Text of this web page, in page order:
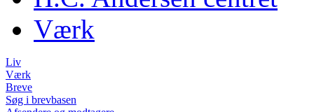
Værk
Liv
Værk
Breve
Søg i brevbasen